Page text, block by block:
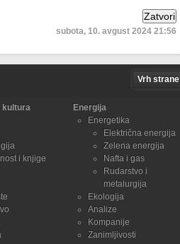
subota, 10. avgust 2024 21:56
Vrh strane
kultura
i knjige
Energija
Energetika
Električna energija
Zelena energija
Nafta i gas
Rudarstvo i
metalurgija
Ekologija
Analize
Kompanije
Zanimljivosti